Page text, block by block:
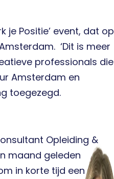
je Positie’ event, dat op
‘Dit is meer
professionals die
Amsterdam en
toegezegd.
Opleiding &
maand geleden
in korte tijd een